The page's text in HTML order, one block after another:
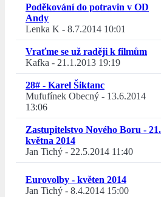
Poděkování do potravin v OD
Andy
Lenka K - 8.7.2014 10:01
Vraťme se už raději k filmům
Kafka - 21.1.2013 19:19
28# - Karel Šiktanc
Mufufínek Obecný - 13.6.2014
13:06
Zastupitelstvo Nového Boru - 21.
května 2014
Jan Tichý - 22.5.2014 11:40
Eurovolby - květen 2014
Jan Tichý - 8.4.2014 15:00